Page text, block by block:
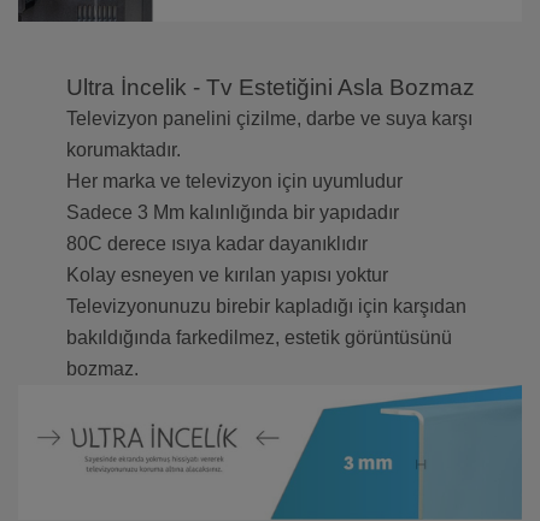
Ultra İncelik - Tv Estetiğini Asla Bozmaz
Televizyon panelini çizilme, darbe ve suya karşı
korumaktadır.
Her marka ve televizyon için uyumludur
Sadece 3 Mm kalınlığında bir yapıdadır
80C derece ısıya kadar dayanıklıdır
Kolay esneyen ve kırılan yapısı yoktur
Televizyonunuzu birebir kapladığı için karşıdan
bakıldığında farkedilmez, estetik görüntüsünü
bozmaz.